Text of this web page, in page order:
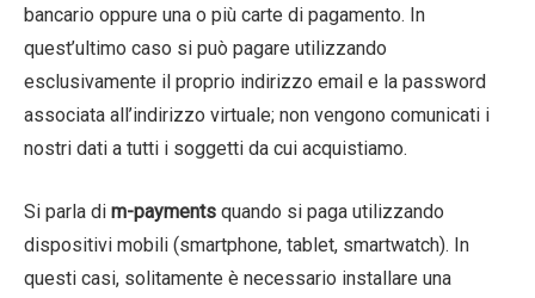
bancario oppure una o più carte di pagamento. In
quest’ultimo caso si può pagare utilizzando
esclusivamente il proprio indirizzo email e la password
associata all’indirizzo virtuale; non vengono comunicati i
nostri dati a tutti i soggetti da cui acquistiamo.
Si parla di m-payments quando si paga utilizzando
dispositivi mobili (smartphone, tablet, smartwatch). In
questi casi, solitamente è necessario installare una